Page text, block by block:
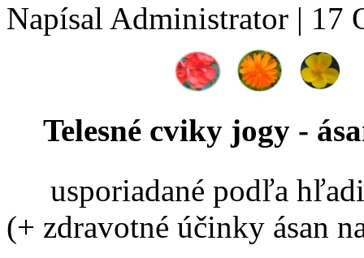
Napísal Administrator | 17
Telesné cviky jogy -
usporiadané podľa
(+ zdravotné účinky ásan